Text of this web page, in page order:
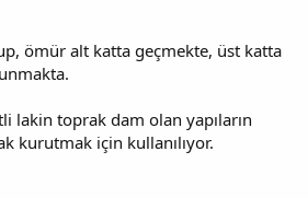
ömür alt katta geçmekte, üst katta
lakin toprak dam olan yapıların
kurutmak için kullanılıyor.